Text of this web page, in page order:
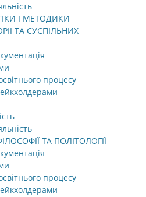
І МЕТОДИКИ
ТА СУСПІЛЬНИХ
процесу
ТА ПОЛІТОЛОГІЇ
процесу